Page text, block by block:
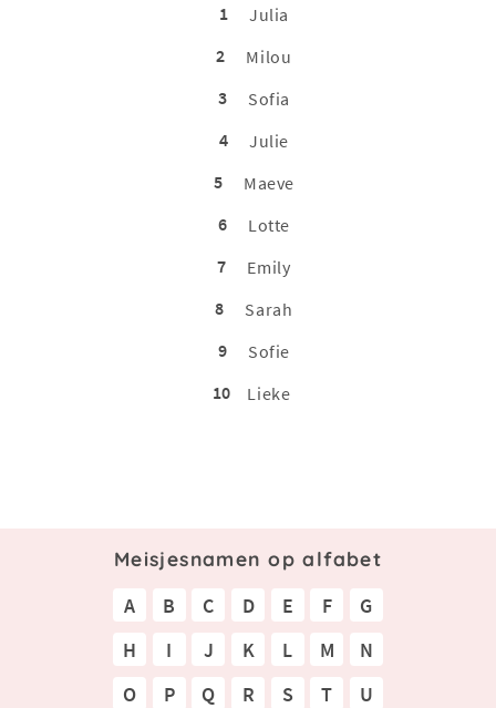
1
Julia
2
Milou
3
Sofia
4
Julie
5
Maeve
6
Lotte
7
Emily
8
Sarah
9
Sofie
10
Lieke
Meisjesnamen op alfabet
A B C D E F
G
H
I J K L M
N
O
P Q R S T
U